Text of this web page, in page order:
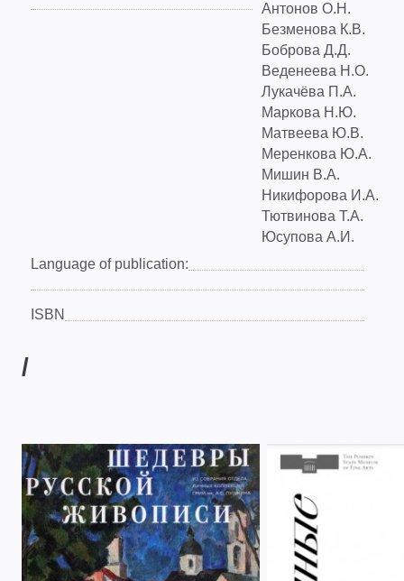
Антонов О.Н.
Безменова К.В.
Боброва Д.Д.
Веденеева Н.О.
Лукачёва П.А.
Маркова Н.Ю.
Матвеева Ю.В.
Меренкова Ю.А.
Мишин В.А.
Никифорова И.А.
Тютвинова Т.А.
Юсупова А.И.
Language of publication:
ISBN
/